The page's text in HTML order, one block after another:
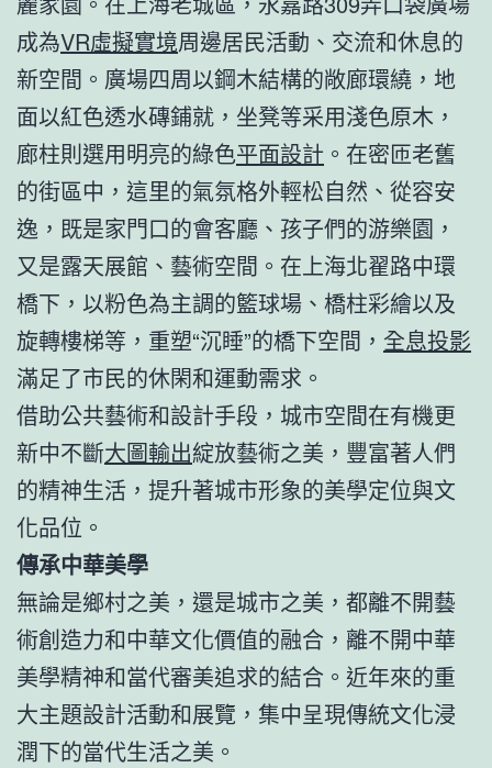
成為VR虛擬實境周邊居民活動、交流和休息的
新空間。廣場四周以鋼木結構的敞廊環繞，地
面以紅色透水磚鋪就，坐凳等采用淺色原木，
廊柱則選用明亮的綠色平面設計 。在密匝老舊
的街區中，這里的氣氛格外輕松自然、從容安
逸，既是家門口的會客廳、孩子們的游樂園，
又是露天展館、藝術空間。在上海北翟路中環
橋下，以粉色為主調的籃球場、橋柱彩繪以及
旋轉樓梯等，重塑“沉睡”的橋下空間， 全息投影
滿足了市民的休閑和運動需求。
借助公共藝術和設計手段，城市空間在有機更
新中不斷大圖輸出綻放藝術之美，豐富著人們
的精神生活，提升著城市形象的美學定位與文
化品位。
傳承中華美學
無論是鄉村之美，還是城市之美，都離不開藝
術創造力和中華文化價值的融合，離不開中華
美學精神和當代審美追求的結合。近年來的重
大主題設計活動和展覽，集中呈現傳統文化浸
潤下的當代生活之美。